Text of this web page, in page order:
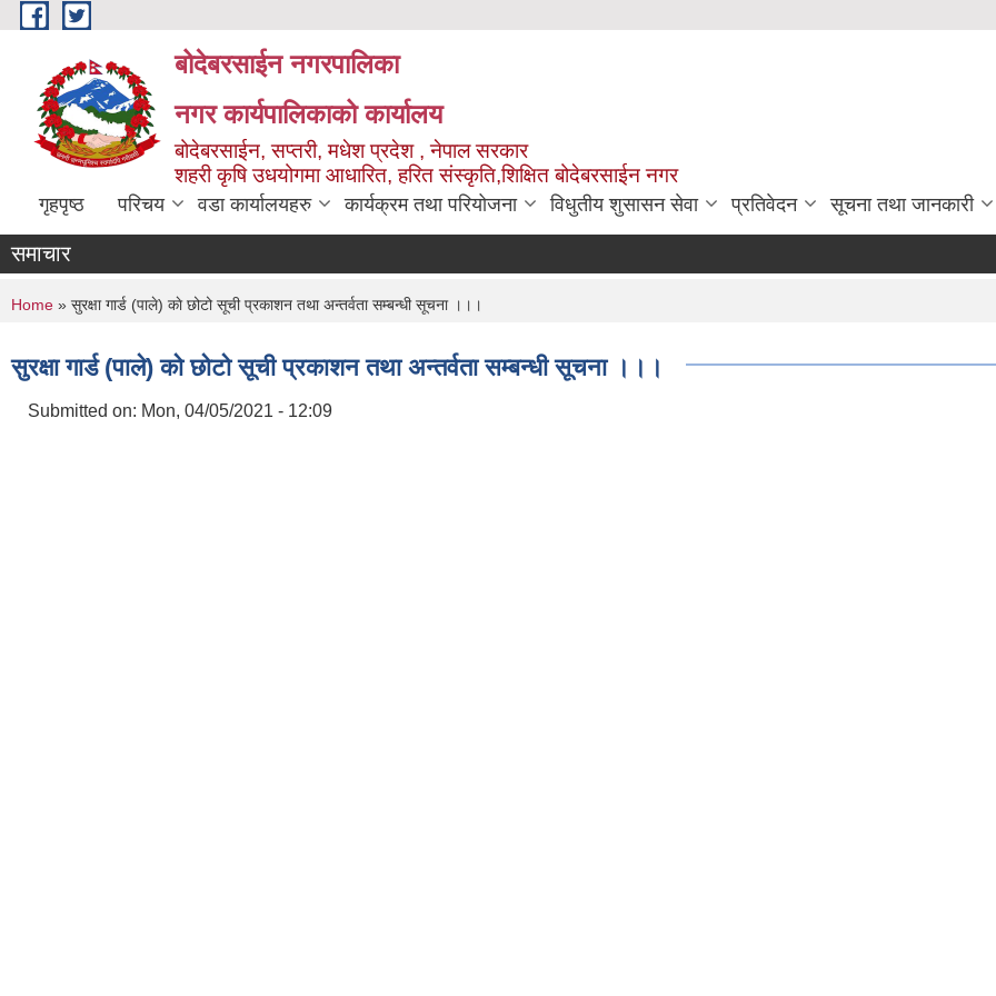
Skip to main content
बोदेबरसाईन नगरपालिका
नगर कार्यपालिकाको कार्यालय
बोदेबरसाईन, सप्तरी, मधेश प्रदेश , नेपाल सरकार
शहरी कृषि उधयोगमा आधारित, हरित संस्कृति,शिक्षित बोदेबरसाईन नगर
गृहपृष्ठ परिचय वडा कार्यालयहरु कार्यक्रम तथा परियोजना विधुतीय शुसासन सेवा प्रतिवेदन सूचना तथा जानकारी
समाचार
You are here
Home » सुरक्षा गार्ड (पाले) काे छोटो सूची प्रकाशन तथा अन्तर्वता सम्बन्धी सूचना ।।।
सुरक्षा गार्ड (पाले) काे छोटो सूची प्रकाशन तथा अन्तर्वता सम्बन्धी सूचना ।।।
Submitted on: Mon, 04/05/2021 - 12:09